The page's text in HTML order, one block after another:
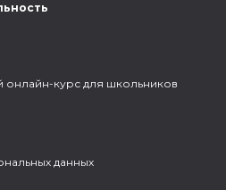
онлайн-курс для школьников
данных